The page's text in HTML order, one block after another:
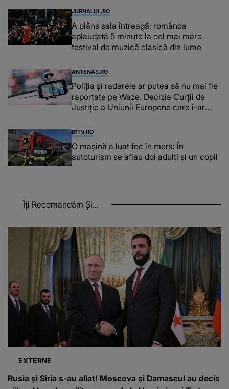
JURNALUL.RO
A plâns sala întreagă: românca
aplaudată 5 minute la cel mai mare
festival de muzică clasică din lume
ANTENA3.RO
Poliţia şi radarele ar putea să nu mai fie
raportate pe Waze. Decizia Curţii de
Justiție a Uniunii Europene care i-ar
B1TV.RO
O maşină a luat foc în mers: În
autoturism se aflau doi adulți și un copil
Îți Recomandăm Și...
EXTERNE
Rusia și Siria s-au aliat! Moscova și Damascul au decis